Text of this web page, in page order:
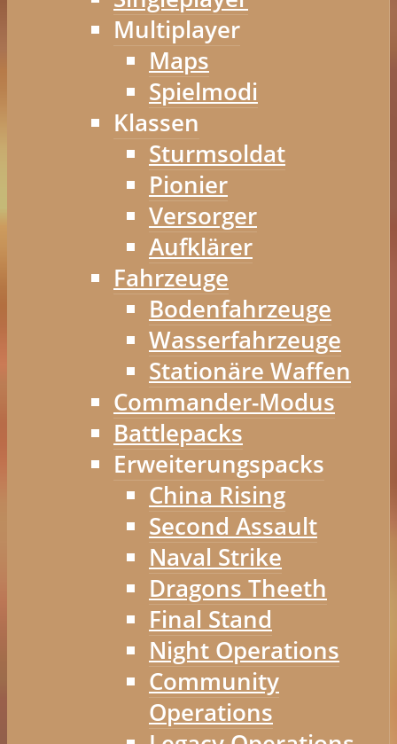
Multiplayer
Maps
Spielmodi
Klassen
Sturmsoldat
Pionier
Versorger
Aufklärer
Fahrzeuge
Bodenfahrzeuge
Wasserfahrzeuge
Stationäre Waffen
Commander-Modus
Battlepacks
Erweiterungspacks
China Rising
Second Assault
Naval Strike
Dragons Theeth
Final Stand
Night Operations
Community
Operations